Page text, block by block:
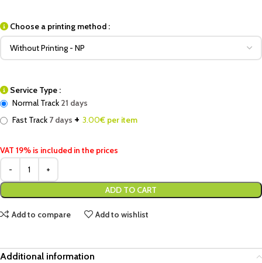
Choose a printing method :
Service Type :
Normal Track 21 days
Fast Track 7 days + 3.00€ per item
VAT 19% is included in the prices
ADD TO CART
Add to compare Add to wishlist
Additional information